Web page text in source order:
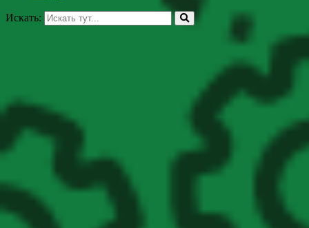
Искать: